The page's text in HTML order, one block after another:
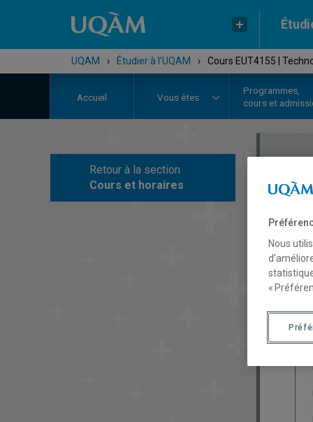
UQAM › Étudier à l'UQAM › Cours EUT4155 |
Accueil Vous êtes
Programmes,
cours et
Retour à la section
Cours et horaires
Nous
«